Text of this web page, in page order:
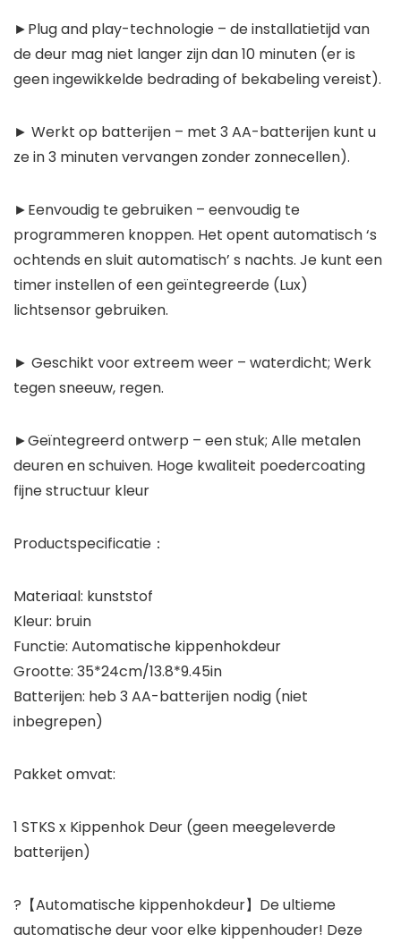
►Plug and play-technologie – de installatietijd van
de deur mag niet langer zijn dan 10 minuten (er is
geen ingewikkelde bedrading of bekabeling vereist).
► Werkt op batterijen – met 3 AA-batterijen kunt u
ze in 3 minuten vervangen zonder zonnecellen).
►Eenvoudig te gebruiken – eenvoudig te
programmeren knoppen. Het opent automatisch ‘s
ochtends en sluit automatisch’ s nachts. Je kunt een
timer instellen of een geïntegreerde (Lux)
lichtsensor gebruiken.
► Geschikt voor extreem weer – waterdicht; Werk
tegen sneeuw, regen.
►Geïntegreerd ontwerp – een stuk; Alle metalen
deuren en schuiven. Hoge kwaliteit poedercoating
fijne structuur kleur
Productspecificatie：
Materiaal: kunststof
Kleur: bruin
Functie: Automatische kippenhokdeur
Grootte: 35*24cm/13.8*9.45in
Batterijen: heb 3 AA-batterijen nodig (niet
inbegrepen)
Pakket omvat:
1 STKS x Kippenhok Deur (geen meegeleverde
batterijen)
?【Automatische kippenhokdeur】De ultieme
automatische deur voor elke kippenhouder! Deze